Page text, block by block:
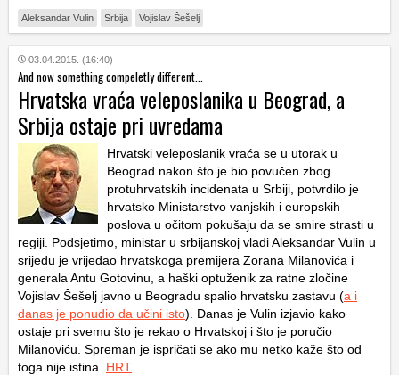
Aleksandar Vulin Srbija Vojislav Šešelj
03.04.2015. (16:40)
And now something compeletly different...
Hrvatska vraća veleposlanika u Beograd, a
Srbija ostaje pri uvredama
Hrvatski veleposlanik vraća se u utorak u
Beograd nakon što je bio povučen zbog
protuhrvatskih incidenata u Srbiji, potvrdilo je
hrvatsko Ministarstvo vanjskih i europskih
poslova u očitom pokušaju da se smire strasti u
regiji. Podsjetimo, ministar u srbijanskoj vladi Aleksandar Vulin u
srijedu je vrijeđao hrvatskoga premijera Zorana Milanovića i
generala Antu Gotovinu, a haški optuženik za ratne zločine
Vojislav Šešelj javno u Beogradu spalio hrvatsku zastavu (a i
danas je ponudio da učini isto). Danas je Vulin izjavio kako
ostaje pri svemu što je rekao o Hrvatskoj i što je poručio
Milanoviću. Spreman je ispričati se ako mu netko kaže što od
toga nije istina. HRT